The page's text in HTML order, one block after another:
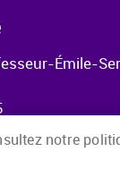
Émile-
notre